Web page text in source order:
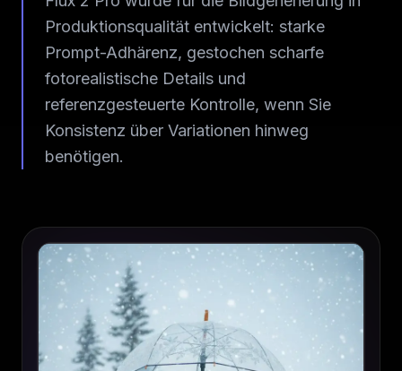
Produktionsqualität entwickelt: starke
Prompt-Adhärenz, gestochen scharfe
fotorealistische Details und
referenzgesteuerte Kontrolle, wenn Sie
Konsistenz über Variationen hinweg
benötigen.